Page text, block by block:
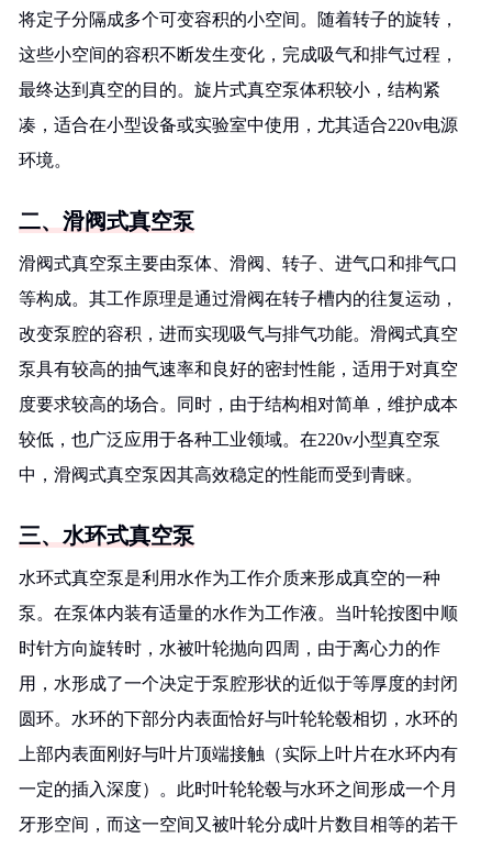
将定子分隔成多个可变容积的小空间。随着转子的旋转，
这些小空间的容积不断发生变化，完成吸气和排气过程，
最终达到真空的目的。旋片式真空泵体积较小，结构紧
凑，适合在小型设备或实验室中使用，尤其适合220v电源
环境。
二、滑阀式真空泵
滑阀式真空泵主要由泵体、滑阀、转子、进气口和排气口
等构成。其工作原理是通过滑阀在转子槽内的往复运动，
改变泵腔的容积，进而实现吸气与排气功能。滑阀式真空
泵具有较高的抽气速率和良好的密封性能，适用于对真空
度要求较高的场合。同时，由于结构相对简单，维护成本
较低，也广泛应用于各种工业领域。在220v小型真空泵
中，滑阀式真空泵因其高效稳定的性能而受到青睐。
三、水环式真空泵
水环式真空泵是利用水作为工作介质来形成真空的一种
泵。在泵体内装有适量的水作为工作液。当叶轮按图中顺
时针方向旋转时，水被叶轮抛向四周，由于离心力的作
用，水形成了一个决定于泵腔形状的近似于等厚度的封闭
圆环。水环的下部分内表面恰好与叶轮轮毂相切，水环的
上部内表面刚好与叶片顶端接触（实际上叶片在水环内有
一定的插入深度）。此时叶轮轮毂与水环之间形成一个月
牙形空间，而这一空间又被叶轮分成叶片数目相等的若干